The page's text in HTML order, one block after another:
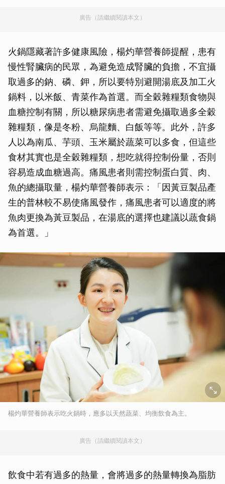
廣告（請繼續閱讀本文）
火鍋隱藏著許多健康風險，楊灼華營養師提醒，患有
慢性腎臟病的民眾，為避免造成腎臟的負擔，不宜攝
取過多的鈉、磷、鉀，所以要特別避開湯底及加工火
鍋料，以米飯、青菜作為首選。而全穀雜糧類食物與
血糖控制有關，所以糖尿病患者需避免攝取過多全穀
雜糧類，像是冬粉、烏龍麵、白飯等等。此外，許多
人以為南瓜、芋頭、玉米屬於蔬菜可以多食，但這些
食材其實也是全穀雜糧類，想吃就得控制份量，否則
容易造成血糖過高。痛風患者則需控制蛋白質、肉、
魚的總攝取量，楊灼華營養師表示：「因黃豆製品產
生的普林較不易使痛風發作，痛風患者可以適度的將
魚肉更換為黃豆製品，在湯底的選擇也建議以蔬食鍋
為首選。」
楊灼華營養師表示吃火鍋時，應多以天然蔬菜、均衡飲食為主。
廣告（請繼續閱讀本文）
飲食中若有過多的熱量，會將過多的熱量轉換為脂肪